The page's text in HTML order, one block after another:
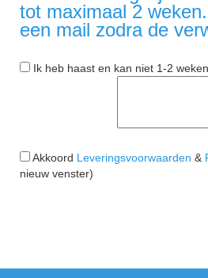
tot maximaal 2
een mail zodra de
Ik heb haast en kan niet 1-2
Akkoord Leveringsvoorwaarden &
nieuw venster)